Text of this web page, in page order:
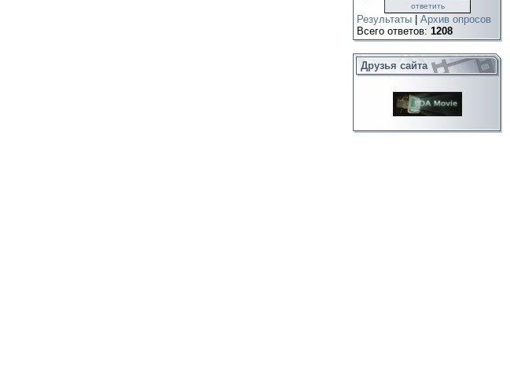
Результаты
Архив опросов
Всего ответов: 1208
Друзья сайта